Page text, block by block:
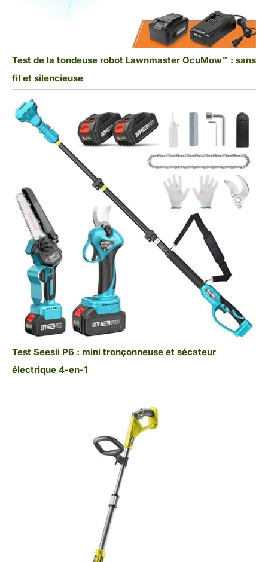
Test de la tondeuse robot Lawnmaster OcuMow™ : sans
fil et silencieuse
Test Seesii P6 : mini tronçonneuse et sécateur
électrique 4-en-1